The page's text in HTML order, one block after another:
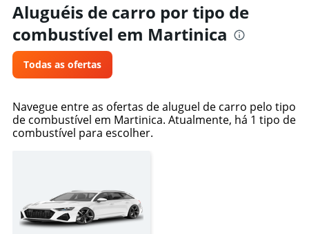
Aluguéis de carro por tipo de
combustível em Martinica
Todas as ofertas
Navegue entre as ofertas de aluguel de carro pelo tipo
de combustível em Martinica. Atualmente, há 1 tipo de
combustível para escolher.